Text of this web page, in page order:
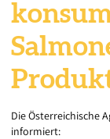
Die Österreichische
informiert: